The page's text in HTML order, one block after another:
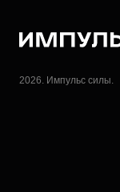
2026. Импульс силы.